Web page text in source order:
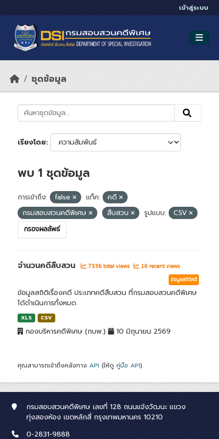
เข้าสู่ระบบ
ชุดข้อมูล
เรียงโดย
พบ 1 ชุดข้อมูล
การเข้าถึง: false แท็ค:
คดี
กรมสอบสวนคดีพิเศษ
สืบสวน รูปแบบ: CSV
กรองผลลัพธ์
จำนวนคดีสืบสวน 7336 total views 16 recent views
ข้อมูลสถิติคดี
ข้อมูลสถิติเรื่องคดี ประเภทคดีสืบสวน ที่กรมสอบสวนคดีพิเศษ
ได้ดำเนินการทั้งหมด
XLS CSV
กองบริหารคดีพิเศษ (กบพ.) 10 มิถุนายน 2569
คุณสามารถเข้าถึงคลังทาง API (ให้ดู คู่มือ API).
กรมสอบสวนคดีพิเศษ เลขที่ 128 ถนนแจ้งวัฒนะ แขวง
ทุ่งสองห้อง เขตหลักสี่ กรุงเทพมหานคร 10210
0-2831-9888